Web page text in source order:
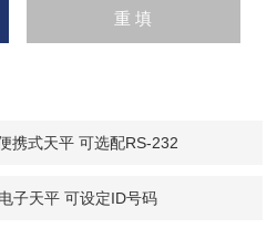
携式天平 可选配RS-232
子天平 可设定ID号码